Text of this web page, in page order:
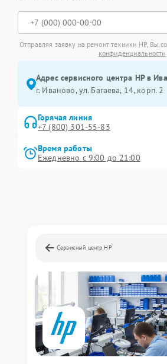
Отправляя заявку на ремонт техники HP, Вы
конфиденциальности
Адрес сервисного центра HP в
г. Иваново, ул. Багаева, 14, корп. 2
Горячая линия
+7 (800) 301-55-83
Время работы
Ежедневно с 9:00 до 21:00
Сервисный центр HP